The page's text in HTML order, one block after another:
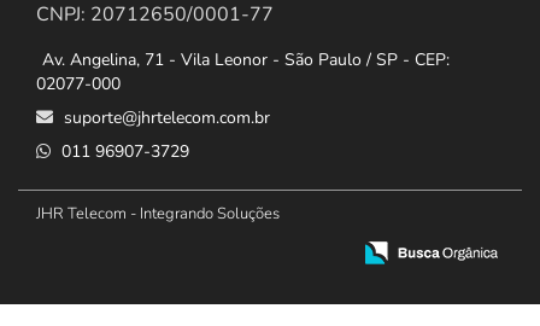
CNPJ: 20712650/0001-77
Av. Angelina, 71 - Vila Leonor - São Paulo / SP - CEP:
02077-000
suporte@jhrtelecom.com.br
011 96907-3729
JHR Telecom - Integrando Soluções